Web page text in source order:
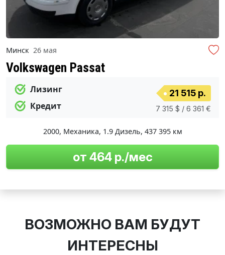
Минск 26 мая
Volkswagen Passat
Лизинг
Кредит
21 515 р.
7 315 $ / 6 361 €
2000, Механика, 1.9 Дизель, 437 395 км
от 464 р./мес
ВОЗМОЖНО ВАМ БУДУТ
ИНТЕРЕСНЫ